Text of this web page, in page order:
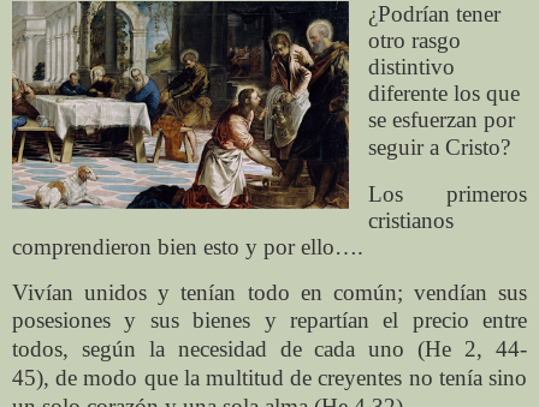
¿Podrían tener
otro rasgo
distintivo
diferente los que
se esfuerzan por
seguir a Cristo?
Los primeros
cristianos
comprendieron bien esto y por ello….
Vivían unidos y tenían todo en común; vendían sus
posesiones y sus bienes y repartían el precio entre
todos, según la necesidad de cada uno (He 2, 44-
45),de modo que la multitud de creyentes no tenía sino